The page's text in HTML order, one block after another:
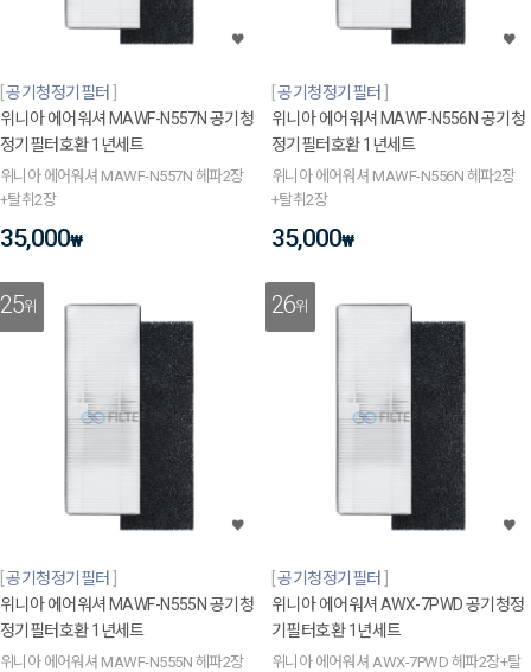
공기청정기필터
위니아 에어워셔 MAWF-N557N 공기청
정기필터호환 1년세트
위니아 에어워셔 MAWF-N557N 헤파2장
+탈취2장
35,000₩
공기청정기필터
위니아 에어워셔 MAWF-N556N 공기청
정기필터호환 1년세트
위니아 에어워셔 MAWF-N556N 헤파2장
+탈취2장
35,000₩
25위
공기청정기필터
위니아 에어워셔 MAWF-N555N 공기청
정기필터호환 1년세트
위니아 에어워셔 MAWF-N555N 헤파2장
26위
공기청정기필터
위니아 에어워셔 AWX-7PWD 공기청정
기필터호환 1년세트
위니아 에어워셔 AWX-7PWD 헤파2장+탈